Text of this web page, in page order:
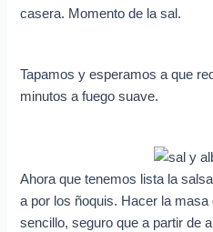
casera. Momento de la sal.
Tapamos y esperamos a que
minutos a fuego suave.
Ahora que tenemos lista la
a por los ñoquis. Hacer la
sencillo, seguro que a partir de